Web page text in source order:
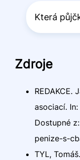
Která
Zdroje
REDAKCE.
asociací.
Dostupné
penize-s-
TYL,